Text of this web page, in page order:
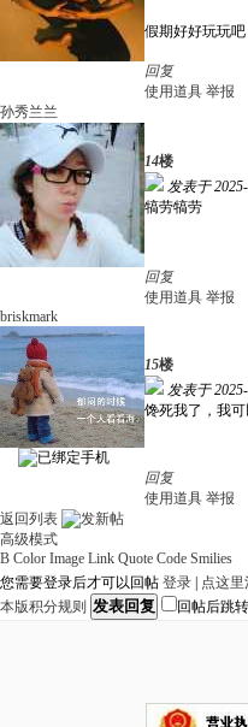
假期好好玩玩吧
回复
使用道具 举报
孙秀兰兰
14楼
发表于
犒劳犒劳
回复
使用道具 举报
briskmark
15楼
发表于
馋死我了，我
回复
使用道具 举报
返回列表
高级模式
B Color Image Link Quote Code Smilies
您需要登录后才可以回帖 登录
点这里
本版积分规则 发表回复 回帖后跳